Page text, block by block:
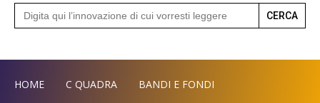
Search
for:
HOME C QUADRA BANDI E FONDI